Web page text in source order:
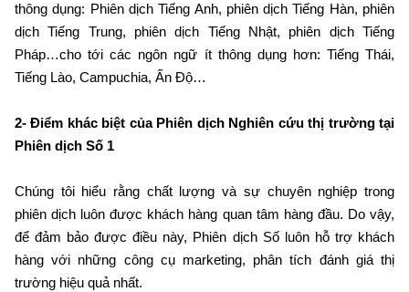
thông dụng: Phiên dịch Tiếng Anh, phiên dịch Tiếng Hàn, phiên
dịch Tiếng Trung, phiên dịch Tiếng Nhật, phiên dịch Tiếng
Pháp…cho tới các ngôn ngữ ít thông dụng hơn: Tiếng Thái,
Tiếng Lào, Campuchia, Ấn Độ…
2- Điểm khác biệt của Phiên dịch Nghiên cứu thị trường tại
Phiên dịch Số 1
Chúng tôi hiểu rằng chất lượng và sự chuyên nghiệp trong
phiên dịch luôn được khách hàng quan tâm hàng đầu. Do vậy,
để đảm bảo được điều này, Phiên dịch Số luôn hỗ trợ khách
hàng với những công cụ marketing, phân tích đánh giá thị
trường hiệu quả nhất.